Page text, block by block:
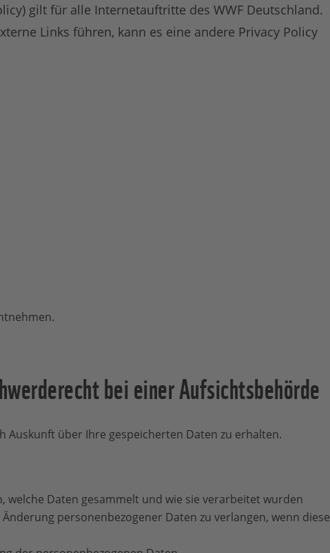
gilt für alle Internetauftritte des WWF Deutschland.
Links führen, kann es eine andere Privacy Policy
bei einer Aufsichtsbehörde
Auskunft über Ihre gespeicherten Daten zu erhalten.
welche Daten gesammelt und wie sie verarbeitet wurden
personenbezogener Daten zu verlangen, wenn diese